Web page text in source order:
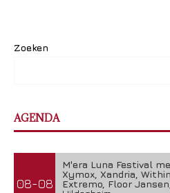
Zoeken
AGENDA
08-08
M'era Luna Festival
Xymox, Xandria,
Extremo, Floor